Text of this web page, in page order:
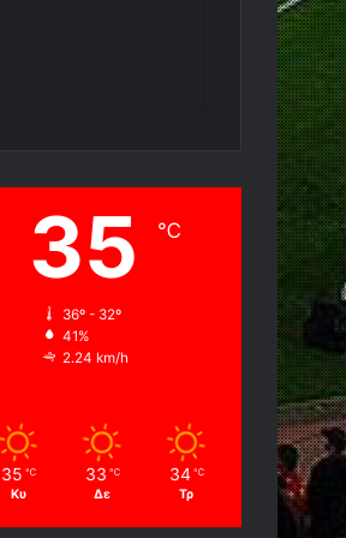
35 ℃
36º - 32º
41%
2.24 km/h
35 ℃
Κυ
33 ℃
Δε
34 ℃
Τρ